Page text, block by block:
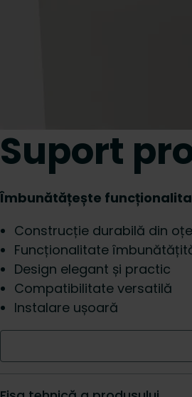
Suport
Îmbunătățește
Construcție durabilă din
Funcționalitate
Design elegant și practic
Compatibilitate versatilă
Instalare ușoară